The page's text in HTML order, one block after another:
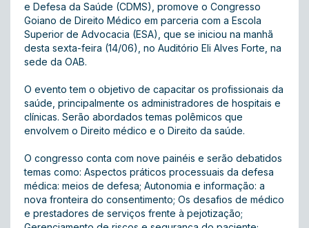
e Defesa da Saúde (CDMS), promove o Congresso
Goiano de Direito Médico em parceria com a Escola
Superior de Advocacia (ESA), que se iniciou na manhã
desta sexta-feira (14/06), no Auditório Eli Alves Forte, na
sede da OAB.
O evento tem o objetivo de capacitar os profissionais da
saúde, principalmente os administradores de hospitais e
clínicas. Serão abordados temas polêmicos que
envolvem o Direito médico e o Direito da saúde.
O congresso conta com nove painéis e serão debatidos
temas como: Aspectos práticos processuais da defesa
médica: meios de defesa; Autonomia e informação: a
nova fronteira do consentimento; Os desafios de médico
e prestadores de serviços frente à pejotização;